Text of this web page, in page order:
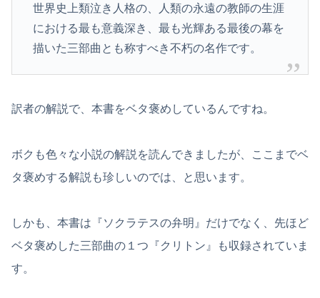
世界史上類泣き人格の、人類の永遠の教師の生涯
における最も意義深き、最も光輝ある最後の幕を
描いた三部曲とも称すべき不朽の名作です。
訳者の解説で、本書をベタ褒めしているんですね。
ボクも色々な小説の解説を読んできましたが、ここまでベ
タ褒めする解説も珍しいのでは、と思います。
しかも、本書は『ソクラテスの弁明』だけでなく、先ほど
ベタ褒めした三部曲の１つ『クリトン』も収録されていま
す。